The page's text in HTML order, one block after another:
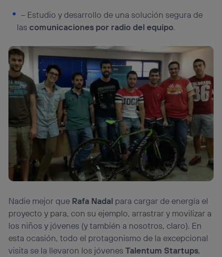
– Estudio y desarrollo de una solución segura de
lascomunicaciones por radio del equipo.
Nadie mejor que Rafa Nadal para cargar de energía el
proyecto y para, con su ejemplo, arrastrar y movilizar a
los niños y jóvenes (y también a nosotros, claro). En
esta ocasión, todo el protagonismo de la excepcional
visita se la llevaron los jóvenesTalentum Startups,